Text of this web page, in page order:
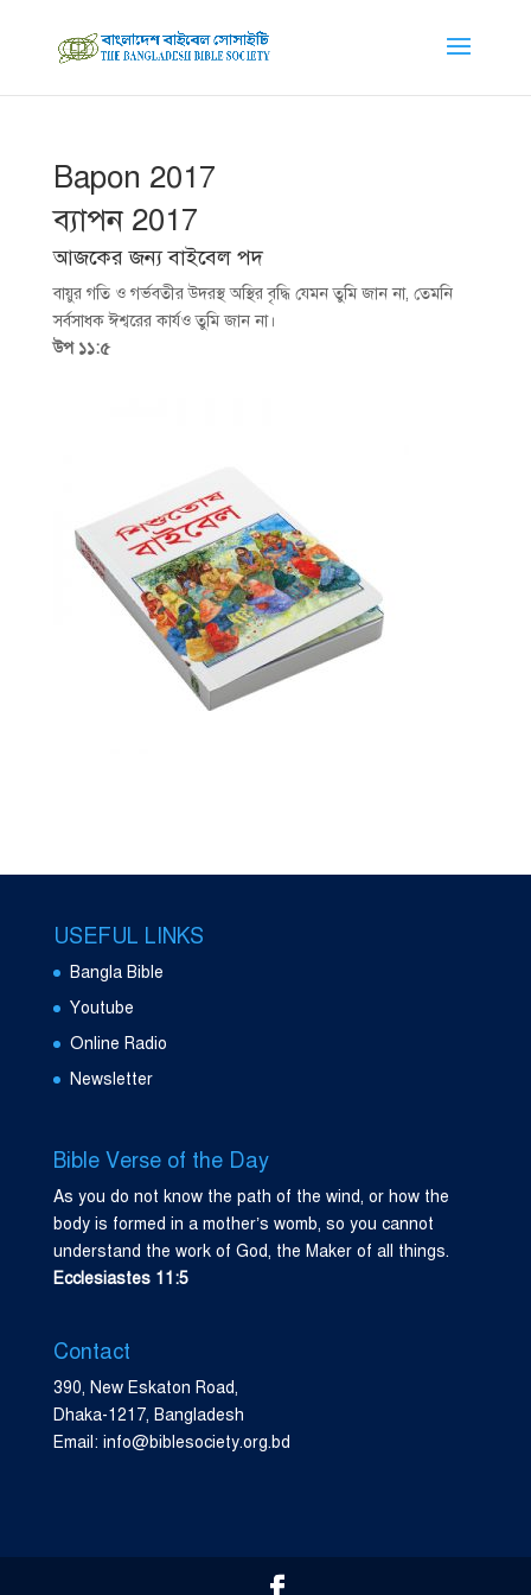
Bapon 2017
ব্যাপন 2017
আজকের জন্য বাইবেল পদ
বায়ুর গতি ও গর্ভবতীর উদরস্থ অস্থির বৃদ্ধি যেমন তুমি জান না, তেমনি
সর্বসাধক ঈশ্বরের কার্যও তুমি জান না।
উপ ১১:৫
USEFUL LINKS
Bangla Bible
Youtube
Online Radio
Newsletter
Bible Verse of the Day
As you do not know the path of the wind, or how the
body is formed in a mother’s womb, so you cannot
understand the work of God, the Maker of all things.
Ecclesiastes 11:5
Contact
390, New Eskaton Road,
Dhaka-1217, Bangladesh
Email: info@biblesociety.org.bd